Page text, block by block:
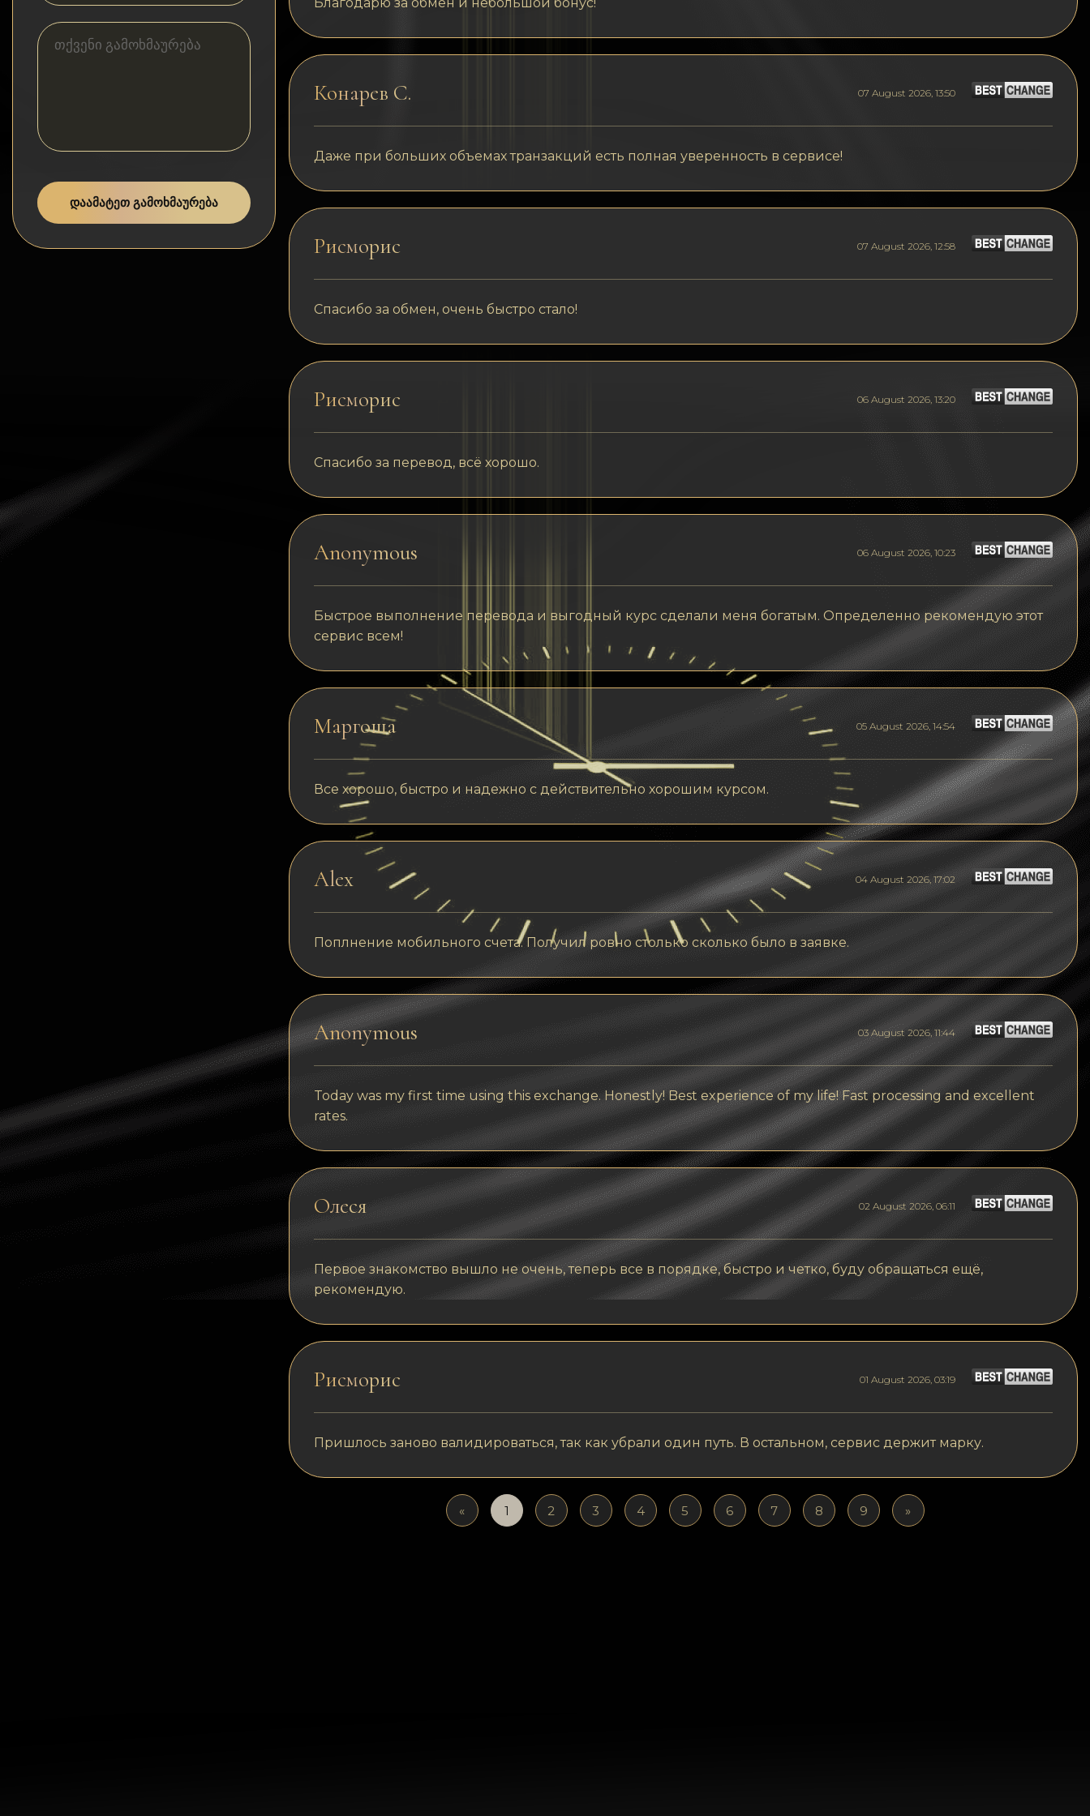
კონტაქტები
FAQ
რეპუტაცია
საიტის რუქა
ᲓᲐᲐᲛᲐᲢᲔᲗ ᲒᲐᲛᲝᲮᲛᲐᲣᲠᲔᲑᲐ
Конарев С. 07 August 2026, 13:50
Даже при больших объемах транзакций есть полная уверенность в сервисе!
Рисморис 07 August 2026, 12:58
Спасибо за обмен, очень быстро стало!
Рисморис 06 August 2026, 13:20
Спасибо за перевод, всё хорошо.
Anonymous 06 August 2026, 10:23
Быстрое выполнение перевода и выгодный курс сделали меня богатым. Определенно рекомендую этот
сервис всем!
Маргоша 05 August 2026, 14:54
Все хорошо, быстро и надежно с действительно хорошим курсом.
Alex 04 August 2026, 17:02
Поплнение мобильного счета. Получил ровно столько сколько было в заявке.
Anonymous 03 August 2026, 11:44
Today was my first time using this exchange. Honestly! Best experience of my life! Fast processing and excellent
rates.
Олеся 02 August 2026, 06:11
Первое знакомство вышло не очень, теперь все в порядке, быстро и четко, буду обращаться ещё,
рекомендую.
Рисморис 01 August 2026, 03:19
Пришлось заново валидироваться, так как убрали один путь. В остальном, сервис держит марку.
« 1 2 3 4 5 6 7 8 9 »